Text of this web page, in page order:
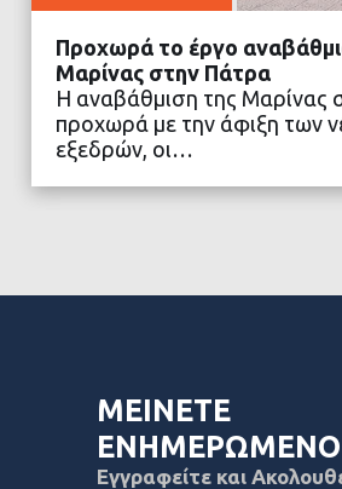
ΔΙΑΒΑΣΤΕ
Προχωρά το έργο
Μαρίνας στην Πάτρα
Η αναβάθμιση της Μαρίνας
προχωρά με την άφιξη των
εξεδρών, οι…
ΜΕΙΝΕΤΕ
Εγγραφείτε και